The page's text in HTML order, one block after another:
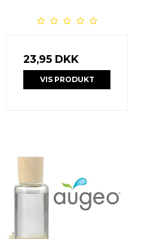
23,95 DKK
VIS PRODUKT